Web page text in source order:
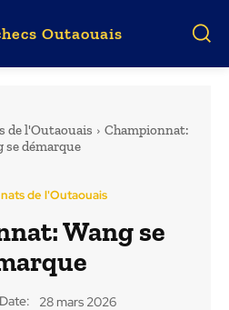
Outaouais
de l'Outaouais
Championnat:
se démarque
de l'Outaouais
Wang se
Date: 28 mars 2026